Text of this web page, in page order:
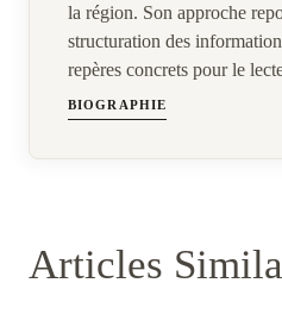
la région. Son approche
structuration des
repères concrets pour le
BIOGRAPHIE
Articles